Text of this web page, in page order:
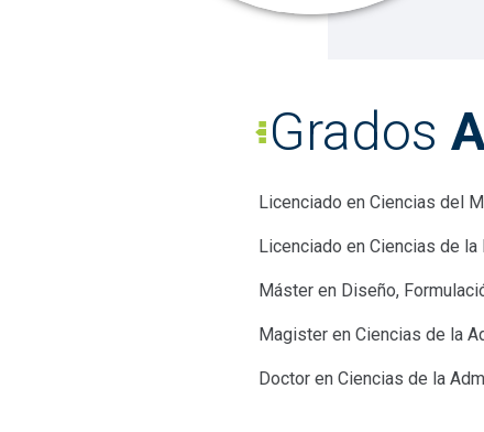
Grados
Licenciado en Ciencias del
Licenciado en Ciencias de
Máster en Diseño,
Magister en Ciencias de la
Doctor en Ciencias de la